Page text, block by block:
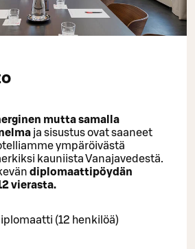
mutta samalla
ja sisustus ovat saaneet
ympäröivästä
kauniista Vanajavedestä.
diplomaattipöydän
vierasta.
(12 henkilöä)